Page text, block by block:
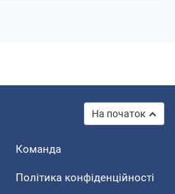
На початок
Команда
Політика конфіденційності